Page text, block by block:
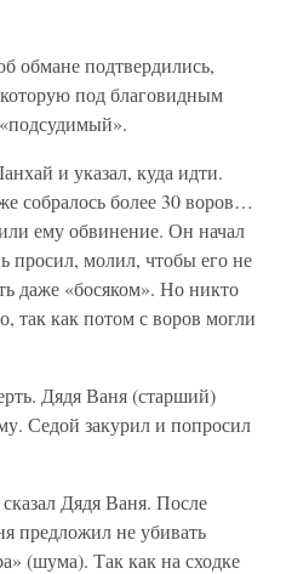
обмане подтвердились,
под благовидным
и указал, куда идти.
собралось более 30 воров…
ему обвинение. Он начал
просил, молил, чтобы его не
даже «босяком». Но никто
так как потом с воров могли
Дядя Ваня (старший)
Седой закурил и попросил
Дядя Ваня. После
предложил не убивать
(шума). Так как на сходке